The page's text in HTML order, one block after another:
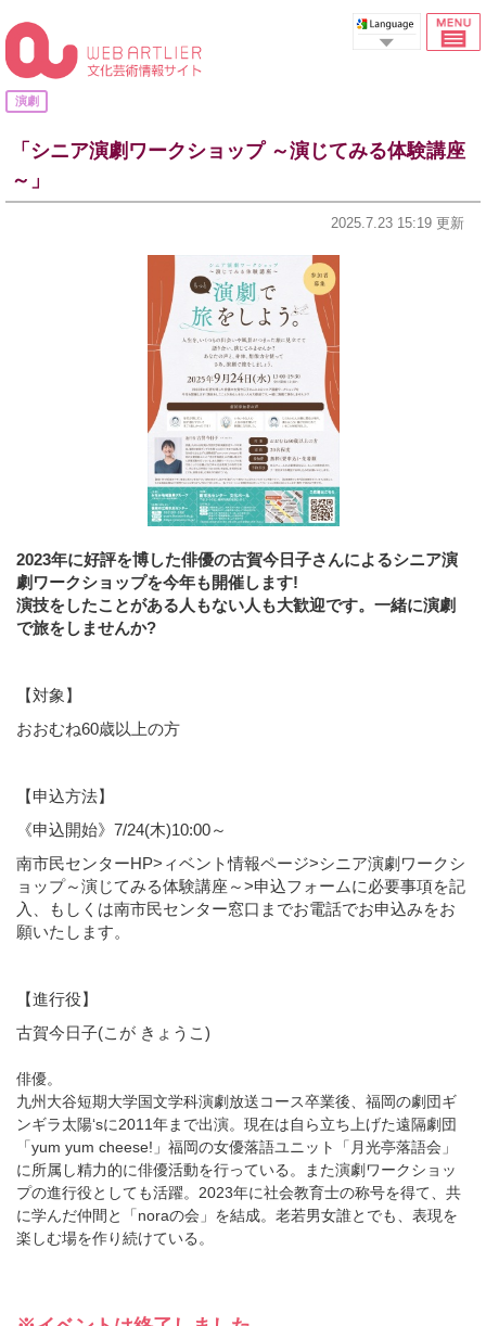
Select Language
演劇
「シニア演劇ワークショップ ～演じてみる体験講座
～」
2025.7.23 15:19 更新
2023年に好評を博した俳優の古賀今日子さんによるシニア演
劇ワークショップを今年も開催します!
演技をしたことがある人もない人も大歓迎です。一緒に演劇
で旅をしませんか?
【対象】
おおむね60歳以上の方
【申込方法】
《申込開始》7/24(木)10:00～
南市民センターHP>ィベント情報ページ>シニア演劇ワークシ
ョップ～演じてみる体験講座～>申込フォームに必要事項を記
入、もしくは南市民センター窓口までお電話でお申込みをお
願いたします。
【進行役】
古賀今日子(こが きょうこ)
俳優。
九州大谷短期大学国文学科演劇放送コース卒業後、福岡の劇団ギ
ンギラ太陽‘sに2011年まで出演。現在は自ら立ち上げた遠隔劇団
「yum yum cheese!」福岡の女優落語ユニット「月光亭落語会」
に所属し精力的に俳優活動を行っている。また演劇ワークショッ
プの進行役としても活躍。2023年に社会教育士の称号を得て、共
に学んだ仲間と「noraの会」を結成。老若男女誰とでも、表現を
楽しむ場を作り続けている。